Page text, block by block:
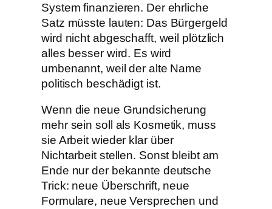
System finanzieren. Der ehrliche
Satz müsste lauten: Das Bürgergeld
wird nicht abgeschafft, weil plötzlich
alles besser wird. Es wird
umbenannt, weil der alte Name
politisch beschädigt ist.
Wenn die neue Grundsicherung
mehr sein soll als Kosmetik, muss
sie Arbeit wieder klar über
Nichtarbeit stellen. Sonst bleibt am
Ende nur der bekannte deutsche
Trick: neue Überschrift, neue
Formulare, neue Versprechen und